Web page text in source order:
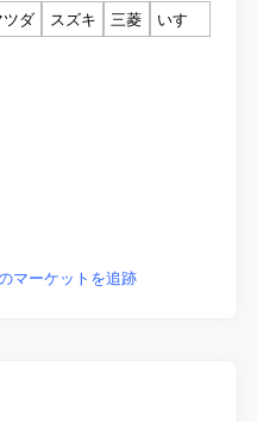
ツダ スズキ 三菱
いすゞ
マーケットを追跡